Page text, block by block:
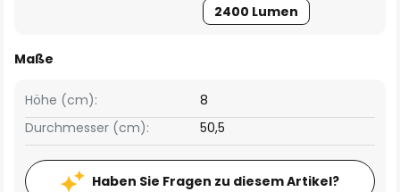
2400 Lumen
Maße
Höhe (cm):
8
Durchmesser (cm):
50,5
Haben Sie Fragen zu diesem Artikel?